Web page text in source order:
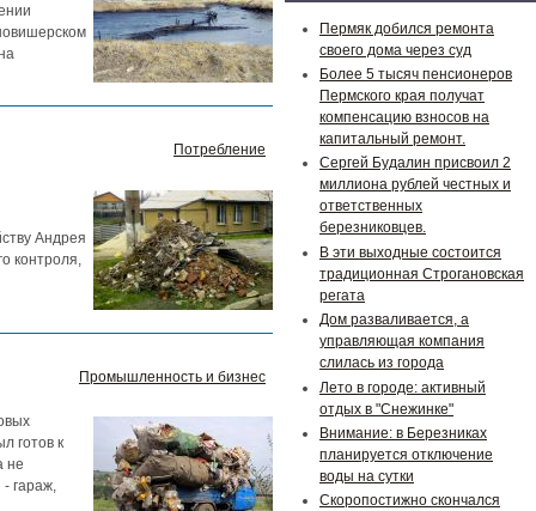
Потребление
Андрея
контроля,
Промышленность и бизнес
готов к
не
гараж,
Пермяк добился ремонта
своего дома через суд
Более 5 тысяч пенсионеров
Пермского края получат
компенсацию взносов на
капитальный ремонт.
Сергей Будалин присвоил 2
миллиона рублей честных и
ответственных
березниковцев.
В эти выходные состоится
традиционная Строгановская
регата
Дом разваливается, а
управляющая компания
слилась из города
Лето в городе: активный
отдых в "Снежинке"
Внимание: в Березниках
планируется отключение
воды на сутки
Скоропостижно скончался